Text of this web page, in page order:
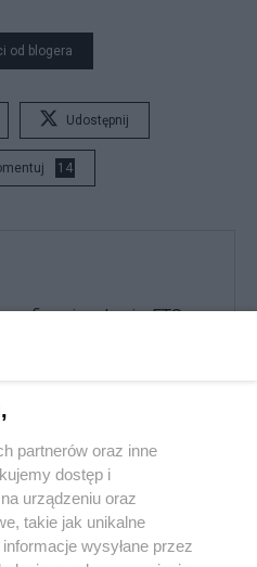
od blogera
Udostępnij
14
mieszkania, ETS,
i tańce hulańce. Tak
partnerów oraz inne
dostęp i
urządzeniu oraz
takie jak unikalne
wysyłane przez